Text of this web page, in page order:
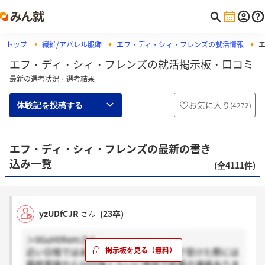
トップ 繊維/アパレル服飾 エフ・ディ・シィ・フレンズの就活情報
エフ・ディ・シィ・フレンズの就活掲示板・口コミ
最新の選考状況・選考結果
体験記を投稿する お気に入り (4272)
エフ・ディ・シィ・フレンズの最新の書き
込み一覧
(全4111件)
yzUDfCJR さん (23卒)
＞0GuHtRemさん
近い日程ではありませんが、早期選考で受けた際には